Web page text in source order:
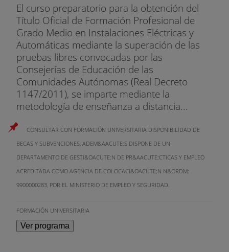
El curso preparatorio para la obtención del
Título Oficial de Formación Profesional de
Grado Medio en Instalaciones Eléctricas y
Automáticas mediante la superación de las
pruebas libres convocadas por las
Consejerías de Educación de las
Comunidades Autónomas (Real Decreto
1147/2011), se imparte mediante la
metodología de enseñanza a distancia...
CONSULTAR CON FORMACIÓN UNIVERSITARIA DISPONIBILIDAD DE
BECAS Y SUBVENCIONES, ADEM&AACUTE;S DISPONE DE UN
DEPARTAMENTO DE GESTI&OACUTE;N DE PR&AACUTE;CTICAS Y EMPLEO
ACREDITADA COMO AGENCIA DE COLOCACI&OACUTE;N N&ORDM;
9900000283, POR EL MINISTERIO DE EMPLEO Y SEGURIDAD.
FORMACIÓN UNIVERSITARIA
Ver programa